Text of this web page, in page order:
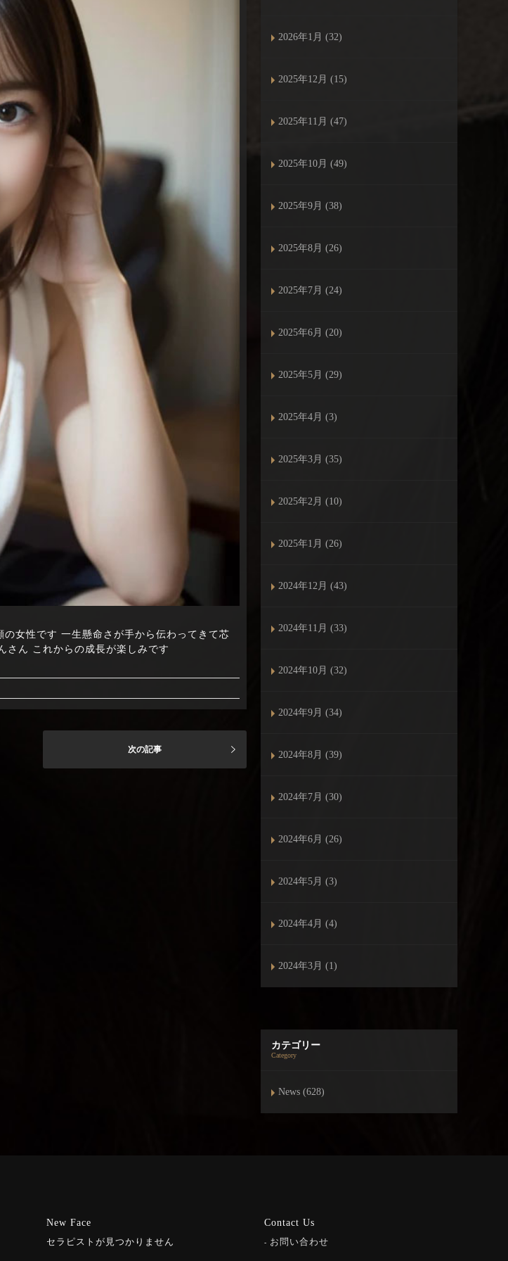
女性です 一生懸命さが手から伝わってきて芯
さん これからの成長が楽しみです
次の記事
2026年1月 (32)
2025年12月 (15)
2025年11月 (47)
2025年10月 (49)
2025年9月 (38)
2025年8月 (26)
2025年7月 (24)
2025年6月 (20)
2025年5月 (29)
2025年4月 (3)
2025年3月 (35)
2025年2月 (10)
2025年1月 (26)
2024年12月 (43)
2024年11月 (33)
2024年10月 (32)
2024年9月 (34)
2024年8月 (39)
2024年7月 (30)
2024年6月 (26)
2024年5月 (3)
2024年4月 (4)
2024年3月 (1)
カテゴリー
Category
News (628)
New Face
セラピストが見つかりません
Contact Us
お問い合わせ